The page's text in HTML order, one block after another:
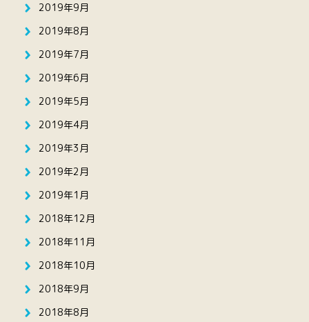
2019年9月
2019年8月
2019年7月
2019年6月
2019年5月
2019年4月
2019年3月
2019年2月
2019年1月
2018年12月
2018年11月
2018年10月
2018年9月
2018年8月